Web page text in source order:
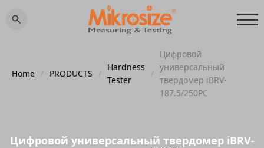
Home / PRODUCTS /
Hardness
Tester
/
Цифровой
универсальный
твердомер iBRV-
187.5/250PC
Цифровой универсальный твердомер iBRV-